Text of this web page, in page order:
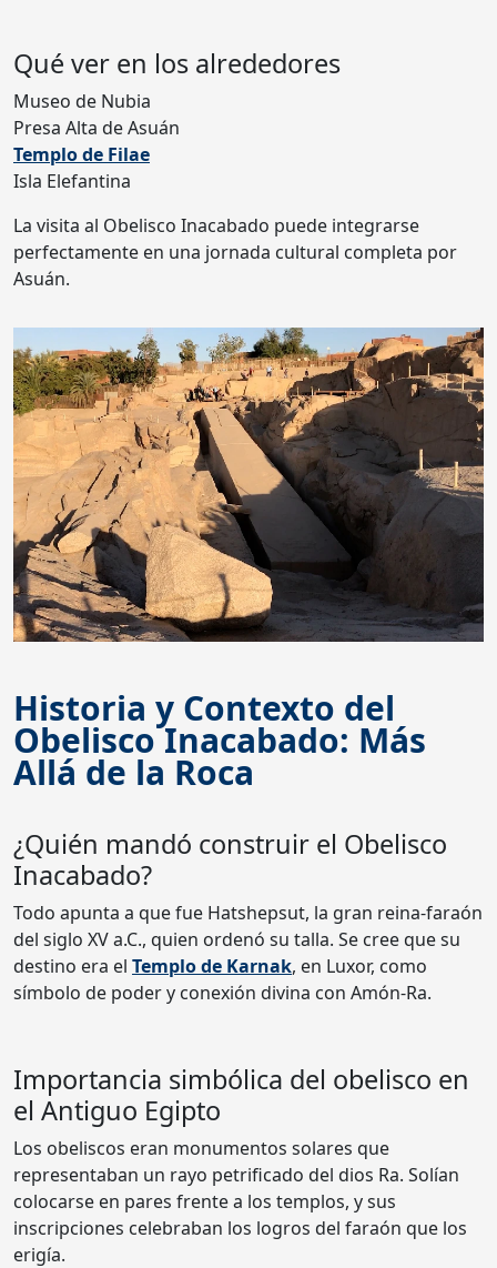
Qué ver en los alrededores
Museo de Nubia
Presa Alta de Asuán
Templo de Filae
Isla Elefantina
La visita al Obelisco Inacabado puede integrarse
perfectamente en una jornada cultural completa por
Asuán.
Historia y Contexto del
Obelisco Inacabado: Más
Allá de la Roca
¿Quién mandó construir el Obelisco
Inacabado?
Todo apunta a que fue Hatshepsut, la gran reina-faraón
del siglo XV a.C., quien ordenó su talla. Se cree que su
destino era el Templo de Karnak, en Luxor, como
símbolo de poder y conexión divina con Amón-Ra.
Importancia simbólica del obelisco en
el Antiguo Egipto
Los obeliscos eran monumentos solares que
representaban un rayo petrificado del dios Ra. Solían
colocarse en pares frente a los templos, y sus
inscripciones celebraban los logros del faraón que los
erigía.